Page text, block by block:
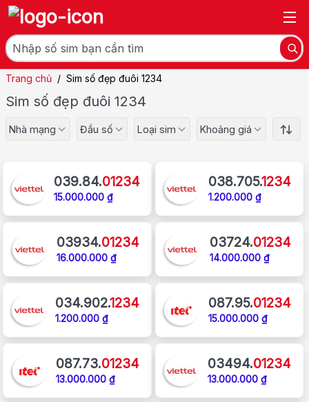
Trang chủ / Sim số đẹp đuôi 1234
Sim số đẹp đuôi 1234
Nhà mạng Đầu số Loại sim Khoảng giá
039.84.01234
15.000.000 ₫
038.705.1234
1.200.000 ₫
03934.01234
16.000.000 ₫
03724.01234
14.000.000 ₫
034.902.1234
1.200.000 ₫
087.95.01234
15.000.000 ₫
087.73.01234
13.000.000 ₫
03494.01234
13.000.000 ₫